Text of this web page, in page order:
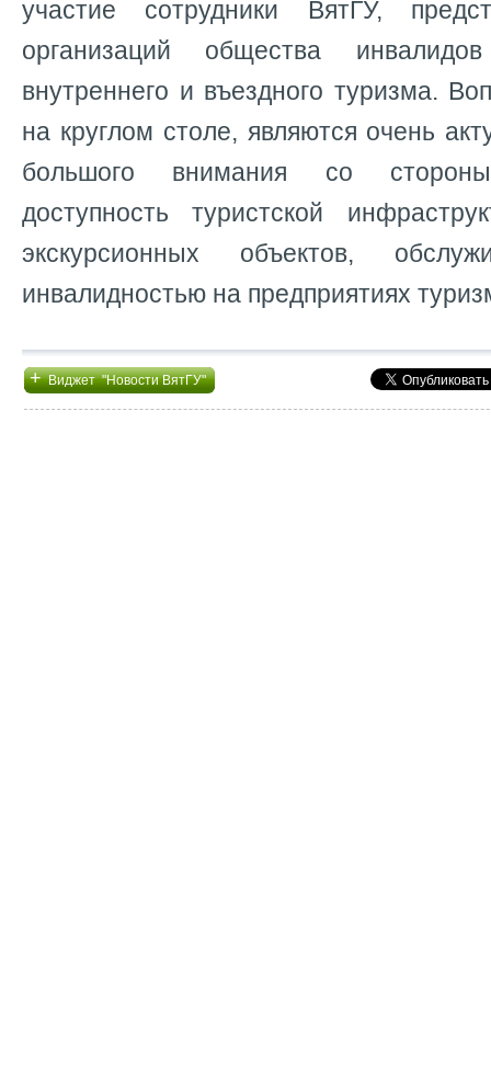
участие сотрудники ВятГУ,
организаций общества
внутреннего и въездного туризма.
на круглом столе, являются очень
большого внимания со стороны
доступность туристской
экскурсионных объектов,
инвалидностью на предприятиях
+Виджет "Новости ВятГУ"